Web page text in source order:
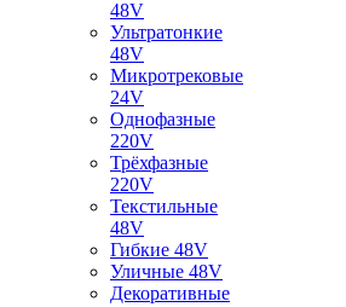
48V
Ультратонкие
48V
Микротрековые
24V
Однофазные
220V
Трёхфазные
220V
Текстильные
48V
Гибкие 48V
Уличные 48V
Декоративные